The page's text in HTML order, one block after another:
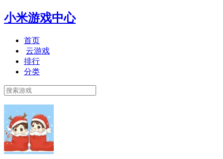
小米游戏中心
首页
云游戏
排行
分类